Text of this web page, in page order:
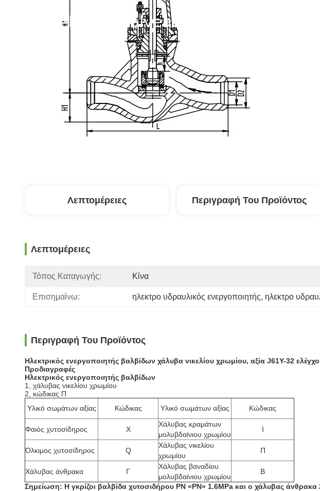
Λεπτομέρειες Περιγραφή Του Προϊόντος
Λεπτομέρειες
Τόπος Καταγωγής: Κίνα
Επισημαίνω: ηλεκτρο υδραυλικός ενεργοποιητής, ηλεκτρο
Περιγραφή Του Προϊόντος
Ηλεκτρικός ενεργοποιητής βαλβίδων χάλυβα νικελίου χρωμίου, αξία J61Y-32
Προδιαγραφές
Ηλεκτρικός ενεργοποιητής βαλβίδων
1,
χάλυβας νικελίου χρωμίου
2, κώδικας Π
Υλικό σωμάτων αξίας
Κώδικας Υλικό σωμάτων αξίας Κώδικας
Φαιός χυτοσίδηρος Χ
Χάλυβας κραμάτων
μολυβδαίνιου χρωμίου
Ι
Όλκιμος χυτοσίδηρος Q
Χάλυβας νικελίου
χρωμίου
Π
Χάλυβας άνθρακα Γ
Χάλυβας βαναδίου
μολυβδαίνιου χρωμίου
Β
Σημείωση: Η γκρίζοι βαλβίδα χυτοσιδήρου PN «PN» 1.6MPa και ο χάλυβας